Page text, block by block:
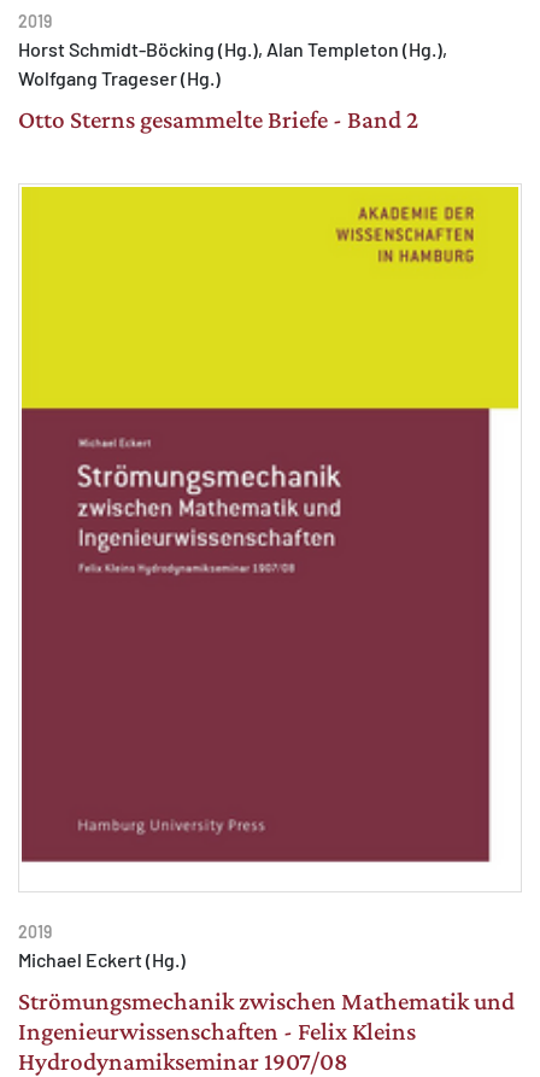
2019
Horst Schmidt-Böcking (Hg.), Alan Templeton (Hg.),
Wolfgang Trageser (Hg.)
Otto Sterns gesammelte Briefe - Band 2
2019
Michael Eckert (Hg.)
Strömungsmechanik zwischen Mathematik und
Ingenieurwissenschaften - Felix Kleins
Hydrodynamikseminar 1907/08